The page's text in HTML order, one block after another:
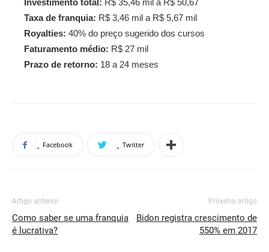
Investimento total: R$ 35,46 mil a R$ 50,67
Taxa de franquia: R$ 3,46 mil a R$ 5,67 mil
Royalties: 40% do preço sugerido dos cursos
Faturamento médio: R$ 27 mil
Prazo de retorno: 18 a 24 meses
Facebook Twitter
Artigo anterior
Como saber se uma franquia
é lucrativa?
Próximo artigo
Bidon registra crescimento de
550% em 2017